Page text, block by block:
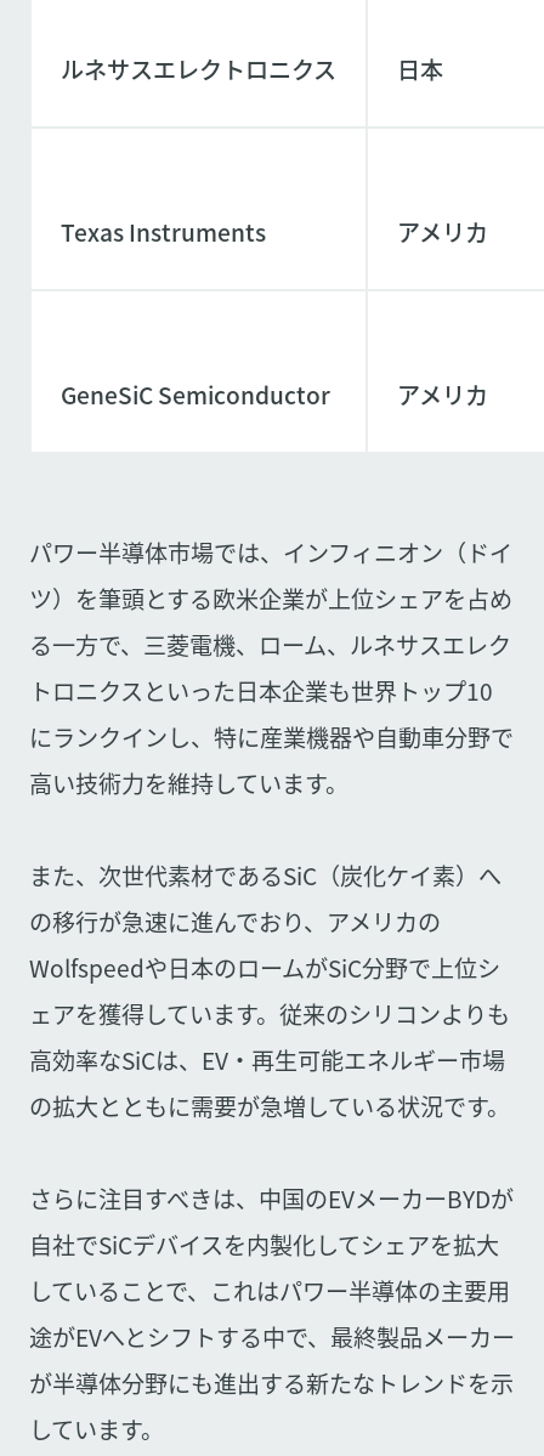
ルネサスエレクトロニクス 日本
Texas Instruments アメリカ
GeneSiC Semiconductor アメリカ
パワー半導体市場では、インフィニオン（ドイ
ツ）を筆頭とする欧米企業が上位シェアを占め
る一方で、三菱電機、ローム、ルネサスエレク
トロニクスといった日本企業も世界トップ10
にランクインし、特に産業機器や自動車分野で
高い技術力を維持しています。
また、次世代素材であるSiC（炭化ケイ素）へ
の移行が急速に進んでおり、アメリカの
Wolfspeedや日本のロームがSiC分野で上位シ
ェアを獲得しています。従来のシリコンよりも
高効率なSiCは、EV・再生可能エネルギー市場
の拡大とともに需要が急増している状況です。
さらに注目すべきは、中国のEVメーカーBYDが
自社でSiCデバイスを内製化してシェアを拡大
していることで、これはパワー半導体の主要用
途がEVへとシフトする中で、最終製品メーカー
が半導体分野にも進出する新たなトレンドを示
しています。